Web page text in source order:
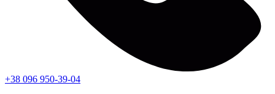
+38 096 950-39-04